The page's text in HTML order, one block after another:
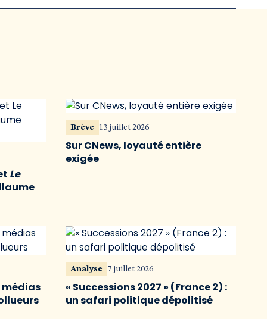
Le
Brève 13 juillet 2026
Sur CNews, loyauté entière
exigée
médias
Analyse 7 juillet 2026
« Successions 2027 » (France 2) :
un safari politique dépolitisé